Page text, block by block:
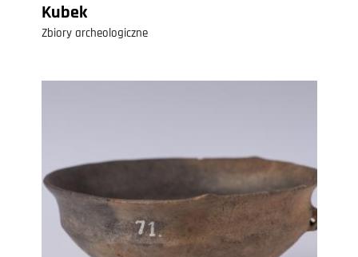
Kubek
Zbiory archeologiczne